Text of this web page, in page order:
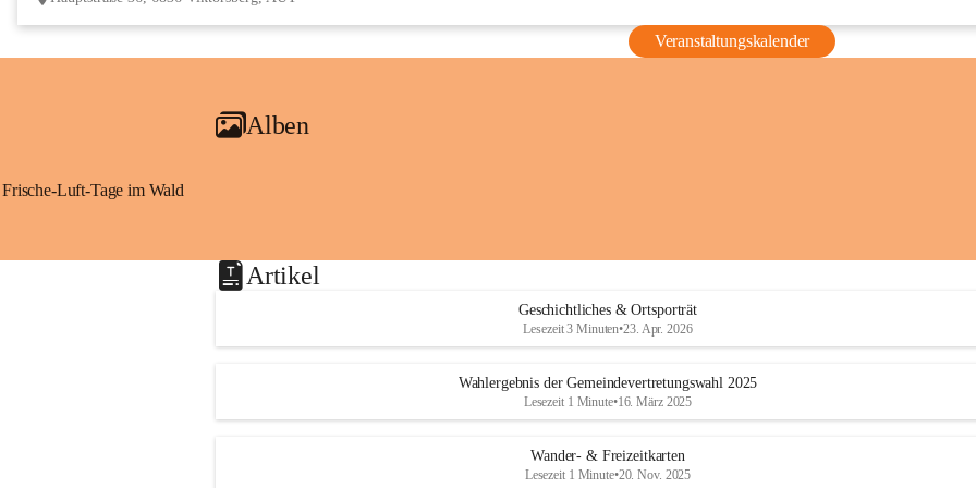
Veranstaltungskalender
Alben
Frische-Luft-Tage im Wald
Artikel
Geschichtliches & Ortsporträt
Lesezeit 3 Minuten•23. Apr. 2026
Wahlergebnis der Gemeindevertretungswahl 2025
Lesezeit 1 Minute•16. März 2025
Wander- & Freizeitkarten
Lesezeit 1 Minute•20. Nov. 2025